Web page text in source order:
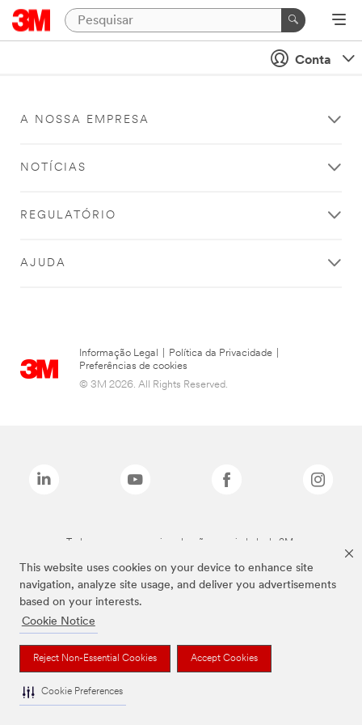
This website uses cookies on your device to enhance site
navigation, analyze site usage, and deliver you advertisements
based on your interests.
Cookie Notice
Reject Non-Essential Cookies Accept Cookies
Cookie Preferences
Conta
A NOSSA EMPRESA
NOTÍCIAS
REGULATÓRIO
AJUDA
Informação Legal Política da Privacidade
Preferências de cookies
© 3M 2026. All Rights Reserved.
Todas as marcas mencionadas são propriedade da 3M.